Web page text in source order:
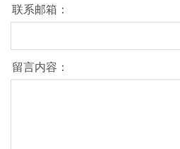
联系邮箱：
留言内容：